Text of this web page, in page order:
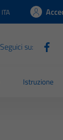
Lingua attiva:
ITA
Seguici su:
Istruzione